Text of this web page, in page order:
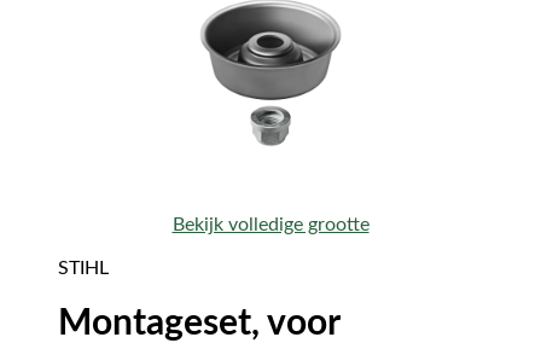
Bekijk volledige grootte
STIHL
Montageset, voor